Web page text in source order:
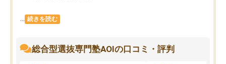
続きを読む
総合型選抜専門塾AOIの口コミ・評判